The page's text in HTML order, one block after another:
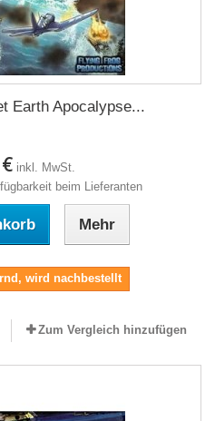
Earth Apocalypse...
inkl. MwSt.
beim Lieferanten
Mehr
wird nachbestellt
Zum Vergleich hinzufügen